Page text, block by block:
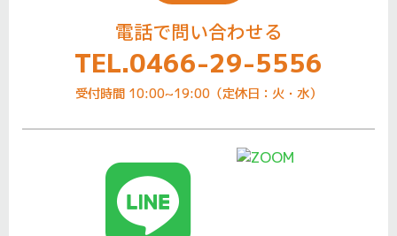
電話で問い合わせる
TEL.0466-29-5556
受付時間 10:00~19:00（定休日：火・水）